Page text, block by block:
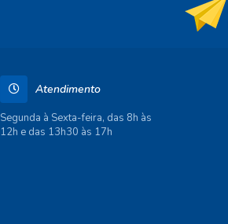
Atendimento
Segunda à Sexta-feira, das 8h às
12h e das 13h30 às 17h